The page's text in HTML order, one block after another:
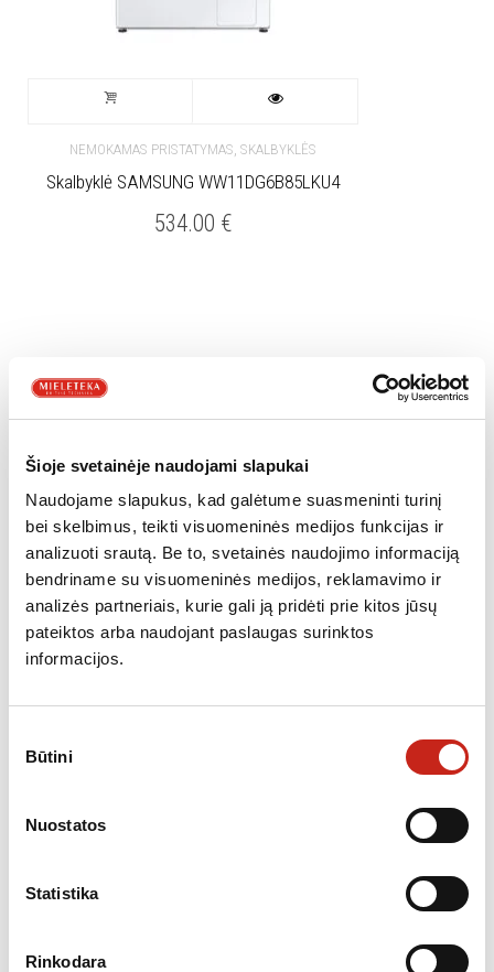
Šioje svetainėje naudojami slapukai
Naudojame slapukus, kad galėtume suasmeninti turinį
bei skelbimus, teikti visuomeninės medijos funkcijas ir
analizuoti srautą. Be to, svetainės naudojimo informaciją
bendriname su visuomeninės medijos, reklamavimo ir
analizės partneriais, kurie gali ją pridėti prie kitos jūsų
pateiktos arba naudojant paslaugas surinktos
informacijos.
pasirinkimas
Būtini
Nuostatos
Statistika
Rinkodara
NEMOKAMAS PRISTATYMAS, SKALBYKLĖS
Skalbyklė SAMSUNG WW11DG6B85LKU4
534.00 €
Filter by price
Būsena
Visos prekės
A
Gamintojas
SAMSUNG
Garų funkcija